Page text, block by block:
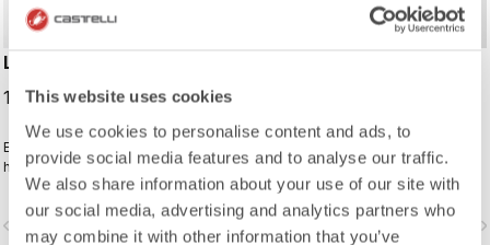
This website uses cookies
We use cookies to personalise content and ads, to
provide social media features and to analyse our traffic.
We also share information about your use of our site with
our social media, advertising and analytics partners who
may combine it with other information that you’ve
LOGO HOODY
100,00 €
Es el estilo de vida ciclista, bien
hecho.
navigate_next
Es el estilo de vida ciclista, bien
hecho.
navigate_before